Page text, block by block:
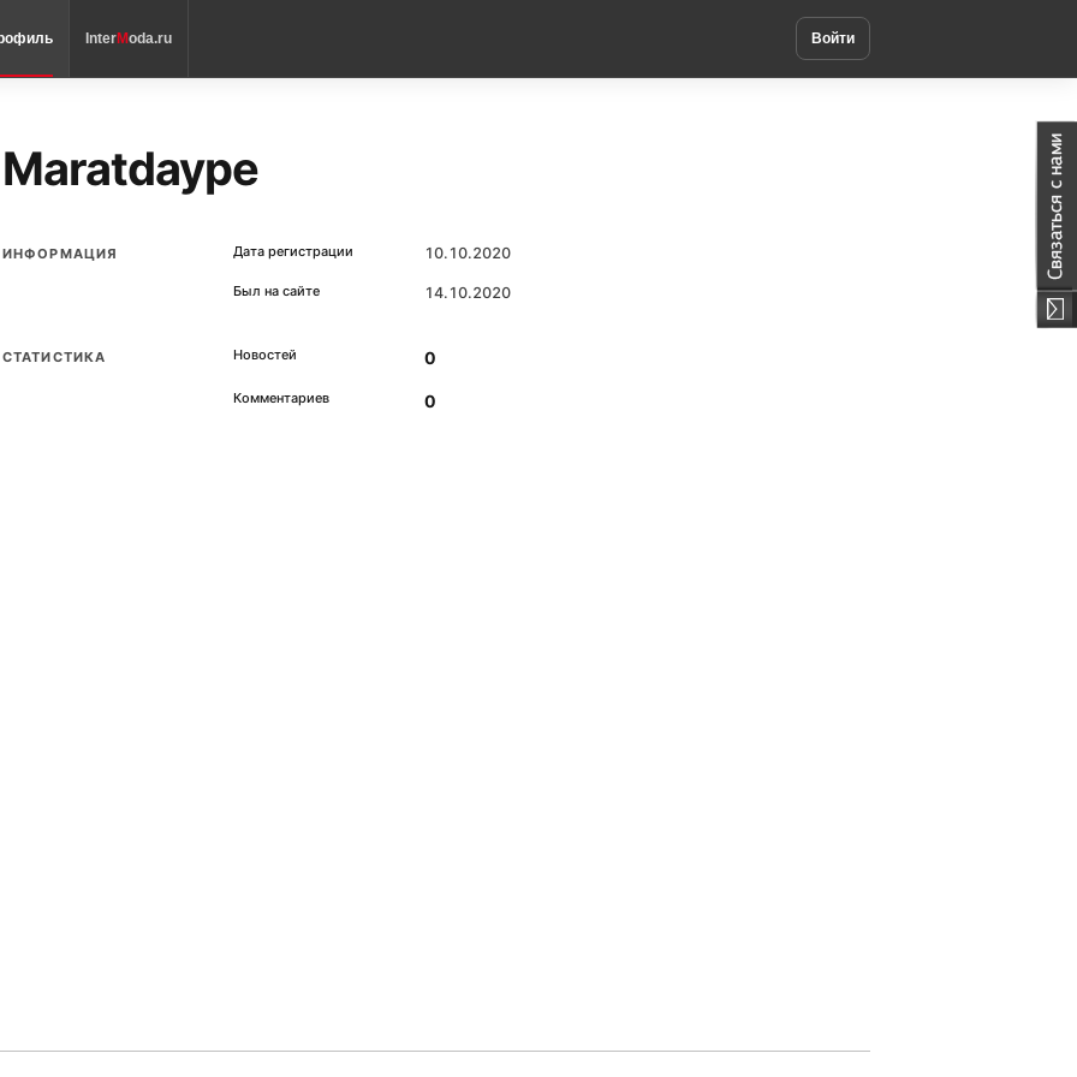
InterModa.ru Войти
Maratdaype
ИНФОРМАЦИЯ Дата регистрации 10.10.2020
Был на сайте 14.10.2020
СТАТИСТИКА Новостей 0
Комментариев 0